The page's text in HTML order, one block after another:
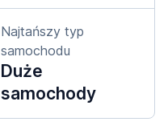
Najtańszy typ
samochodu
Duże
samochody